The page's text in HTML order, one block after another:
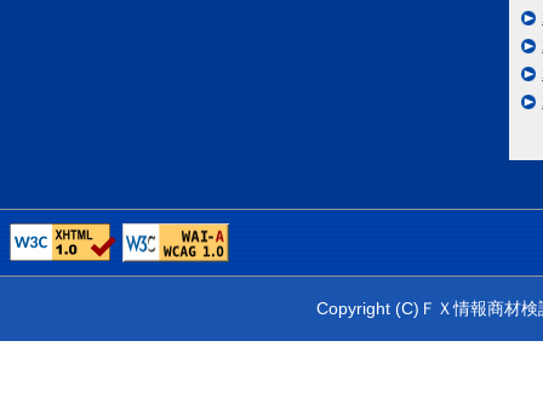
Copyright (C)ＦＸ情報商材